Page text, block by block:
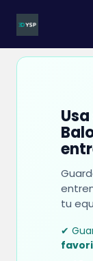
tu
✔